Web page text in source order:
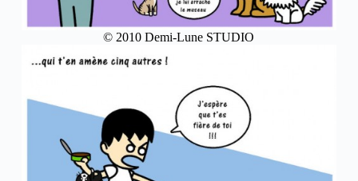
© 2010 Demi-Lune STUDIO